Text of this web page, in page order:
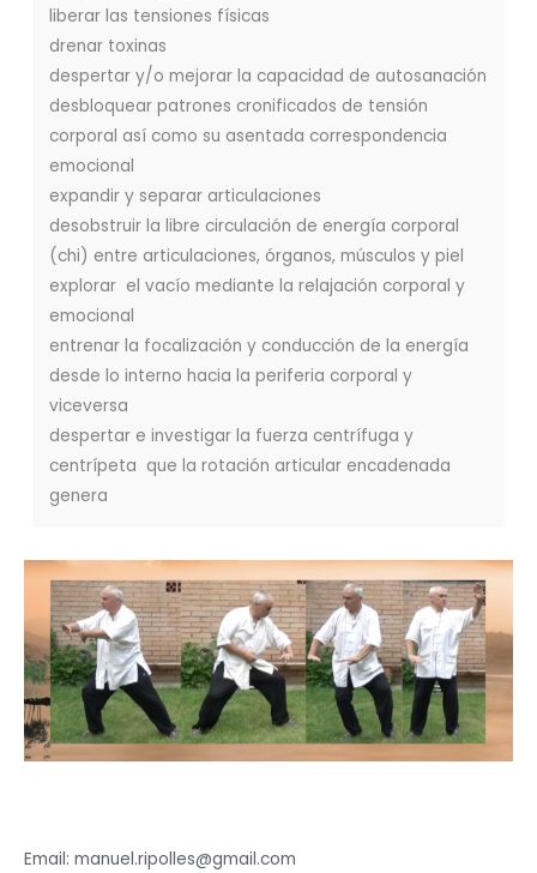
liberar las tensiones físicas
drenar toxinas
despertar y/o mejorar la capacidad de autosanación
desbloquear patrones cronificados de tensión
corporal así como su asentada correspondencia
emocional
expandir y separar articulaciones
desobstruir la libre circulación de energía corporal
(chi) entre articulaciones, órganos, músculos y piel
explorar el vacío mediante la relajación corporal y
emocional
entrenar la focalización y conducción de la energía
desde lo interno hacia la periferia corporal y
viceversa
despertar e investigar la fuerza centrífuga y
centrípeta que la rotación articular encadenada
genera
Email: manuel.ripolles@gmail.com